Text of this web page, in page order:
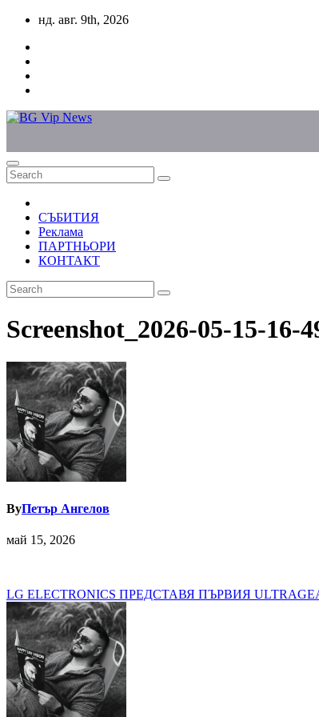
Skip
content
нд. авг. 9th, 2026
СЪБИТИЯ
Реклама
ПАРТНЬОРИ
КОНТАКТ
Screenshot_2026-05-15-16-
ByПетър Ангелов
май 15, 2026
Навигация
LG ELECTRONICS ПРЕДСТАВЯ ПЪРВИЯ